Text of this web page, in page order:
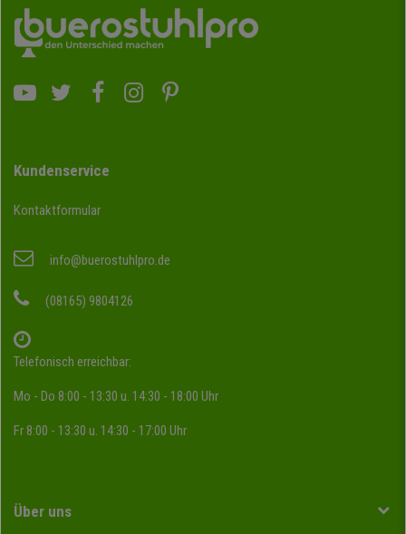
Kundenservice
Kontaktformular
info@buerostuhlpro.de
(08165) 9804126
Telefonisch erreichbar:
Mo - Do 8:00 - 13:30 u. 14:30 - 18:00 Uhr
Fr 8:00 - 13:30 u. 14:30 - 17:00 Uhr
Über uns